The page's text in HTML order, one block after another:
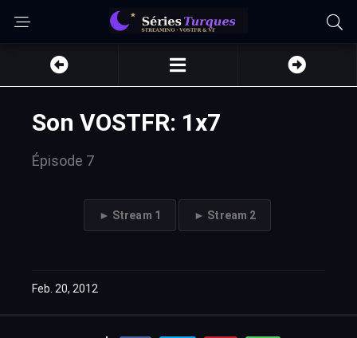
Son VOSTFR: 1x7
Épisode 7
► Stream 1 ► Stream 2
Feb. 20, 2012